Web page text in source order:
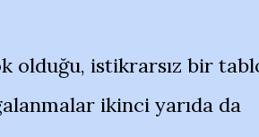
olduğu, istikrarsız bir
ikinci yarıda da